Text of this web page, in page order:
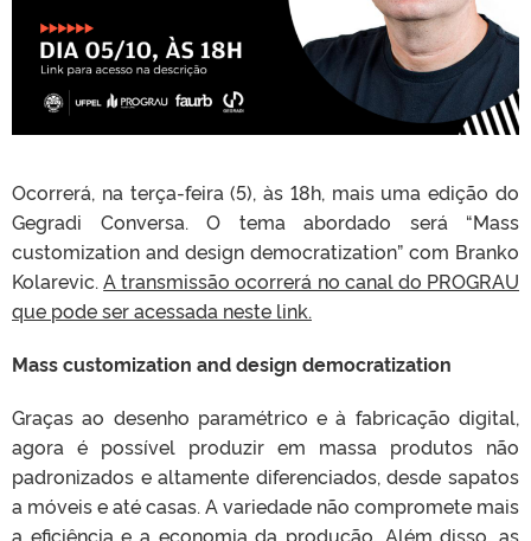
Ocorrerá, na terça-feira (5), às 18h, mais uma edição do
Gegradi Conversa. O tema abordado será “Mass
customization and design democratization” com Branko
Kolarevic.A transmissão ocorrerá no canal do PROGRAU
que pode ser acessada neste link.
Mass customization and design democratization
Graças ao desenho paramétrico e à fabricação digital,
agora é possível produzir em massa produtos não
padronizados e altamente diferenciados, desde sapatos
a móveis e até casas. A variedade não compromete mais
a eficiência e a economia da produção. Além disso, as